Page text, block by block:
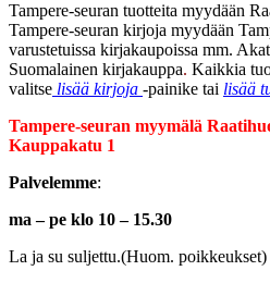
Tampere-seuran tuotteita myydään
Tampere-seuran kirjoja myydään
varustetuissa kirjakaupoissa mm.
Suomalainen kirjakauppa. Kaikkia
valitse lisää kirjoja -painike tai lisää
Tampere-seuran myymälä
Kauppakatu 1
Palvelemme:
ma – pe klo 10 – 15.30
La ja su suljettu.(Huom. poikkeukset)